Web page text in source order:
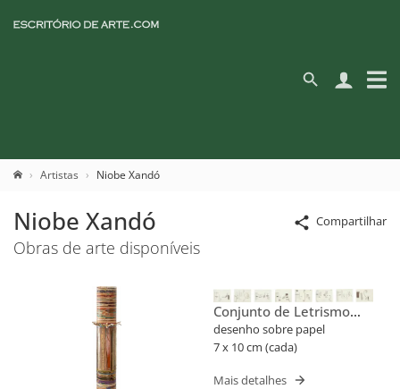
Artistas Niobe Xandó
Compartilhar
Niobe Xandó
Obras de arte disponíveis
Conjunto de Letrismo
Para Nomes Próprios
(Flusser)
desenho sobre papel
7 x 10 cm (cada)
Mais detalhes